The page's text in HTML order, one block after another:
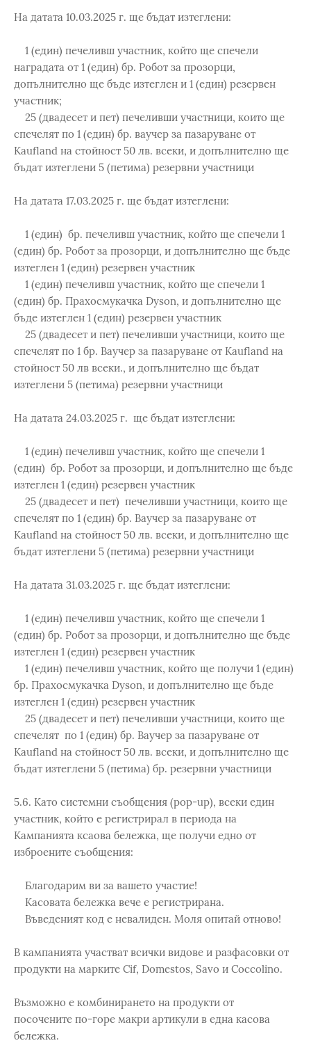
На датата 10.03.2025 г. ще бъдат изтеглени:
1 (един) печеливш участник, който ще спечели
наградата от 1 (един) бр. Робот за прозорци,
допълнително ще бъде изтеглен и 1 (един) резервен
участник;
25 (двадесет и пет) печеливши участници, които ще
спечелят по 1 (един) бр. ваучер за пазаруване от
Kaufland на стойност 50 лв. всеки, и допълнително ще
бъдат изтеглени 5 (петима) резервни участници
На датата 17.03.2025 г. ще бъдат изтеглени:
1 (един) бр. печеливш участник, който ще спечели 1
(един) бр. Робот за прозорци, и допълнително ще бъде
изтеглен 1 (един) резервен участник
1 (един) печеливш участник, който ще спечели 1
(един) бр. Прахосмукачка Dyson, и допълнително ще
бъде изтеглен 1 (един) резервен участник
25 (двадесет и пет) печеливши участници, които ще
спечелят по 1 бр. Ваучер за пазаруване от Kaufland на
стойност 50 лв всеки., и допълнително ще бъдат
изтеглени 5 (петима) резервни участници
На датата 24.03.2025 г. ще бъдат изтеглени:
1 (един) печеливш участник, който ще спечели 1
(един) бр. Робот за прозорци, и допълнително ще бъде
изтеглен 1 (един) резервен участник
25 (двадесет и пет) печеливши участници, които ще
спечелят по 1 (един) бр. Ваучер за пазаруване от
Kaufland на стойност 50 лв. всеки, и допълнително ще
бъдат изтеглени 5 (петима) резервни участници
На датата 31.03.2025 г. ще бъдат изтеглени:
1 (един) печеливш участник, който ще спечели 1
(един) бр. Робот за прозорци, и допълнително ще бъде
изтеглен 1 (един) резервен участник
1 (един) печеливш участник, който ще получи 1 (един)
бр. Прахосмукачка Dyson, и допълнително ще бъде
изтеглен 1 (един) резервен участник
25 (двадесет и пет) печеливши участници, които ще
спечелят по 1 (един) бр. Ваучер за пазаруване от
Kaufland на стойност 50 лв. всеки, и допълнително ще
бъдат изтеглени 5 (петима) бр. резервни участници
5.6. Като системни съобщения (pop-up), всеки един
участник, който е регистрирал в периода на
Кампанията ксаова бележка, ще получи едно от
изброените съобщения:
Благодарим ви за вашето участие!
Касовата бележка вече e регистрирана.
Въведеният код е невалиден. Моля опитай отново!
В кампанията участват всички видове и разфасовки от
продукти на марките Cif, Domestos, Savo и Coccolino.
Възможно е комбинирането на продукти от
посочените по-горе макри артикули в една касова
бележка.